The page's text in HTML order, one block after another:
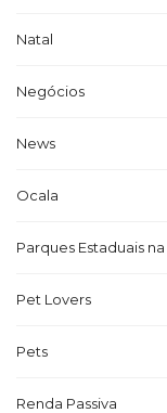
Natal
Negócios
News
Ocala
Parques Estaduais
Pet Lovers
Pets
Renda Passiva